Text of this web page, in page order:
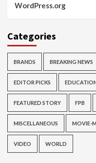
WordPress.org
Categories
BRANDS BREAKING NEWS
EDITOR PICKS
FEATURED STORY FPB
MISCELLANEOUS MOVIE-
VIDEO WORLD